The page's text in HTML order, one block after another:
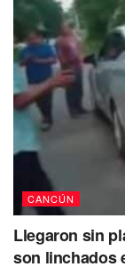
Te Puede
un brutal ataque
Cabe mencionar
elementos
para dar con los
momento no se
CANCÚN
Llegaron sin
son linchados